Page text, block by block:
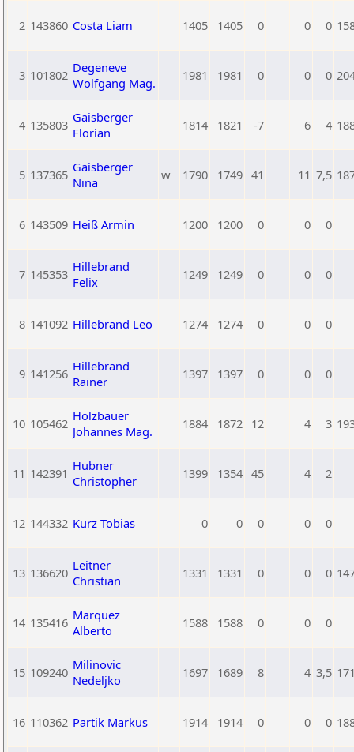
2 143860 Costa Liam 1405 1405 0 0 0
3 101802 Degeneve
Wolfgang Mag.
1981 1981 0 0 0
4 135803 Gaisberger
Florian
1814 1821 -7 6 4
5 137365 Gaisberger
Nina
w 1790 1749 41 11 7,5
6 143509 Heiß Armin 1200 1200 0 0 0
7 145353 Hillebrand
Felix
1249 1249 0 0 0
8 141092 Hillebrand Leo 1274 1274 0 0 0
9 141256 Hillebrand
Rainer
1397 1397 0 0 0
10 105462 Holzbauer
Johannes Mag.
1884 1872 12 4 3
11 142391 Hubner
Christopher
1399 1354 45 4 2
12 144332 Kurz Tobias 0 0 0 0 0
13 136620 Leitner
Christian
1331 1331 0 0 0
14 135416 Marquez
Alberto
1588 1588 0 0 0
15 109240 Milinovic
Nedeljko
1697 1689 8 4 3,5
16 110362 Partik Markus 1914 1914 0 0 0